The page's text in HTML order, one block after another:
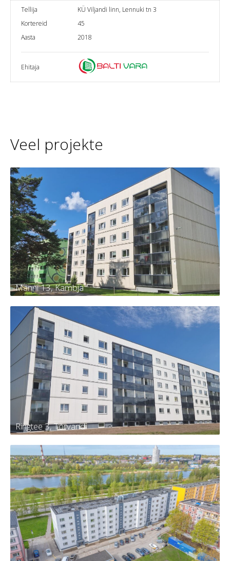
Tellija
KÜ Viljandi linn, Lennuki tn 3
Kortereid
45
Aasta
2018
Ehitaja
Veel projekte
Männi 13, Kambja
Männi 13, Kambja
Tellija
Kambja vald, Kambja alevik, Männi tn
13
Kortereid
30
Aasta
2024
Ringtee 3, Tõrvandi
Ringtee 3, Tõrvandi
Tellija
KÜ Kambja vald, Tõrvandi alevi,
Ringtee 3
Kortereid
60
Aasta
2024